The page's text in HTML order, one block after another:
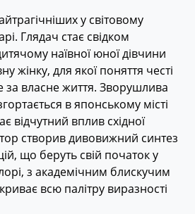
у світовому
Глядач стає свідком
наївної юної дівчини
жінку, для якої поняття честі
за власне життя. Зворушлива
в японському місті
відчутний вплив східної
створив дивовижний синтез
що беруть свій початок у
з академічним блискучим
всю палітру виразності